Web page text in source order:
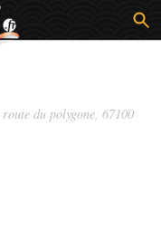
route du polygone, 67100